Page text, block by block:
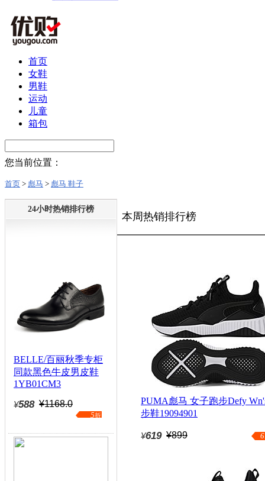
首页
女鞋
男鞋
运动
儿童
箱包
您当前位置：
首页 > 彪马 > 彪马 鞋子
24小时热销排行榜
BELLE/百丽秋季专柜
同款黑色牛皮男皮鞋
1YB01CM3
¥588 ¥1168.0
5折
本周热销排行榜
PUMA彪马 女子跑步Defy
步鞋19094901
¥619 ¥899